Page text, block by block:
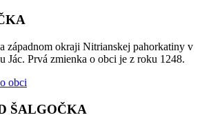
západnom okraji Nitrianskej pahorkatiny v
Jác. Prvá zmienka o obci je z roku 1248.
obci
ŠALGOČKA